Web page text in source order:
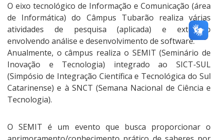
O eixo tecnológico de Informação e Comunicação (área
de Informática) do Câmpus Tubarão realiza várias
atividades de pesquisa (aplicada) e extensão
envolvendo análise e desenvolvimento de software.
Anualmente, o câmpus realiza o SEMIT (Seminário de
Inovação e Tecnologia) integrado ao SICT-SUL
(Simpósio de Integração Científica e Tecnológica do Sul
Catarinense) e à SNCT (Semana Nacional de Ciência e
Tecnologia).
O SEMIT é um evento que busca proporcionar o